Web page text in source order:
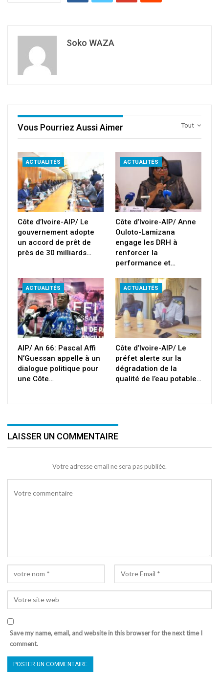
Soko WAZA
Tout
Vous Pourriez Aussi Aimer
ACTUALITÉS
Côte d’Ivoire-AIP/ Le
gouvernement adopte
un accord de prêt de
près de 30 milliards…
ACTUALITÉS
Côte d’Ivoire-AIP/ Anne
Ouloto-Lamizana
engage les DRH à
renforcer la
performance et…
ACTUALITÉS
AIP/ An 66: Pascal Affi
N’Guessan appelle à un
dialogue politique pour
une Côte…
ACTUALITÉS
Côte d’Ivoire-AIP/ Le
préfet alerte sur la
dégradation de la
qualité de l’eau potable…
LAISSER UN COMMENTAIRE
Votre adresse email ne sera pas publiée.
Save my name, email, and website in this browser for the next time I
comment.